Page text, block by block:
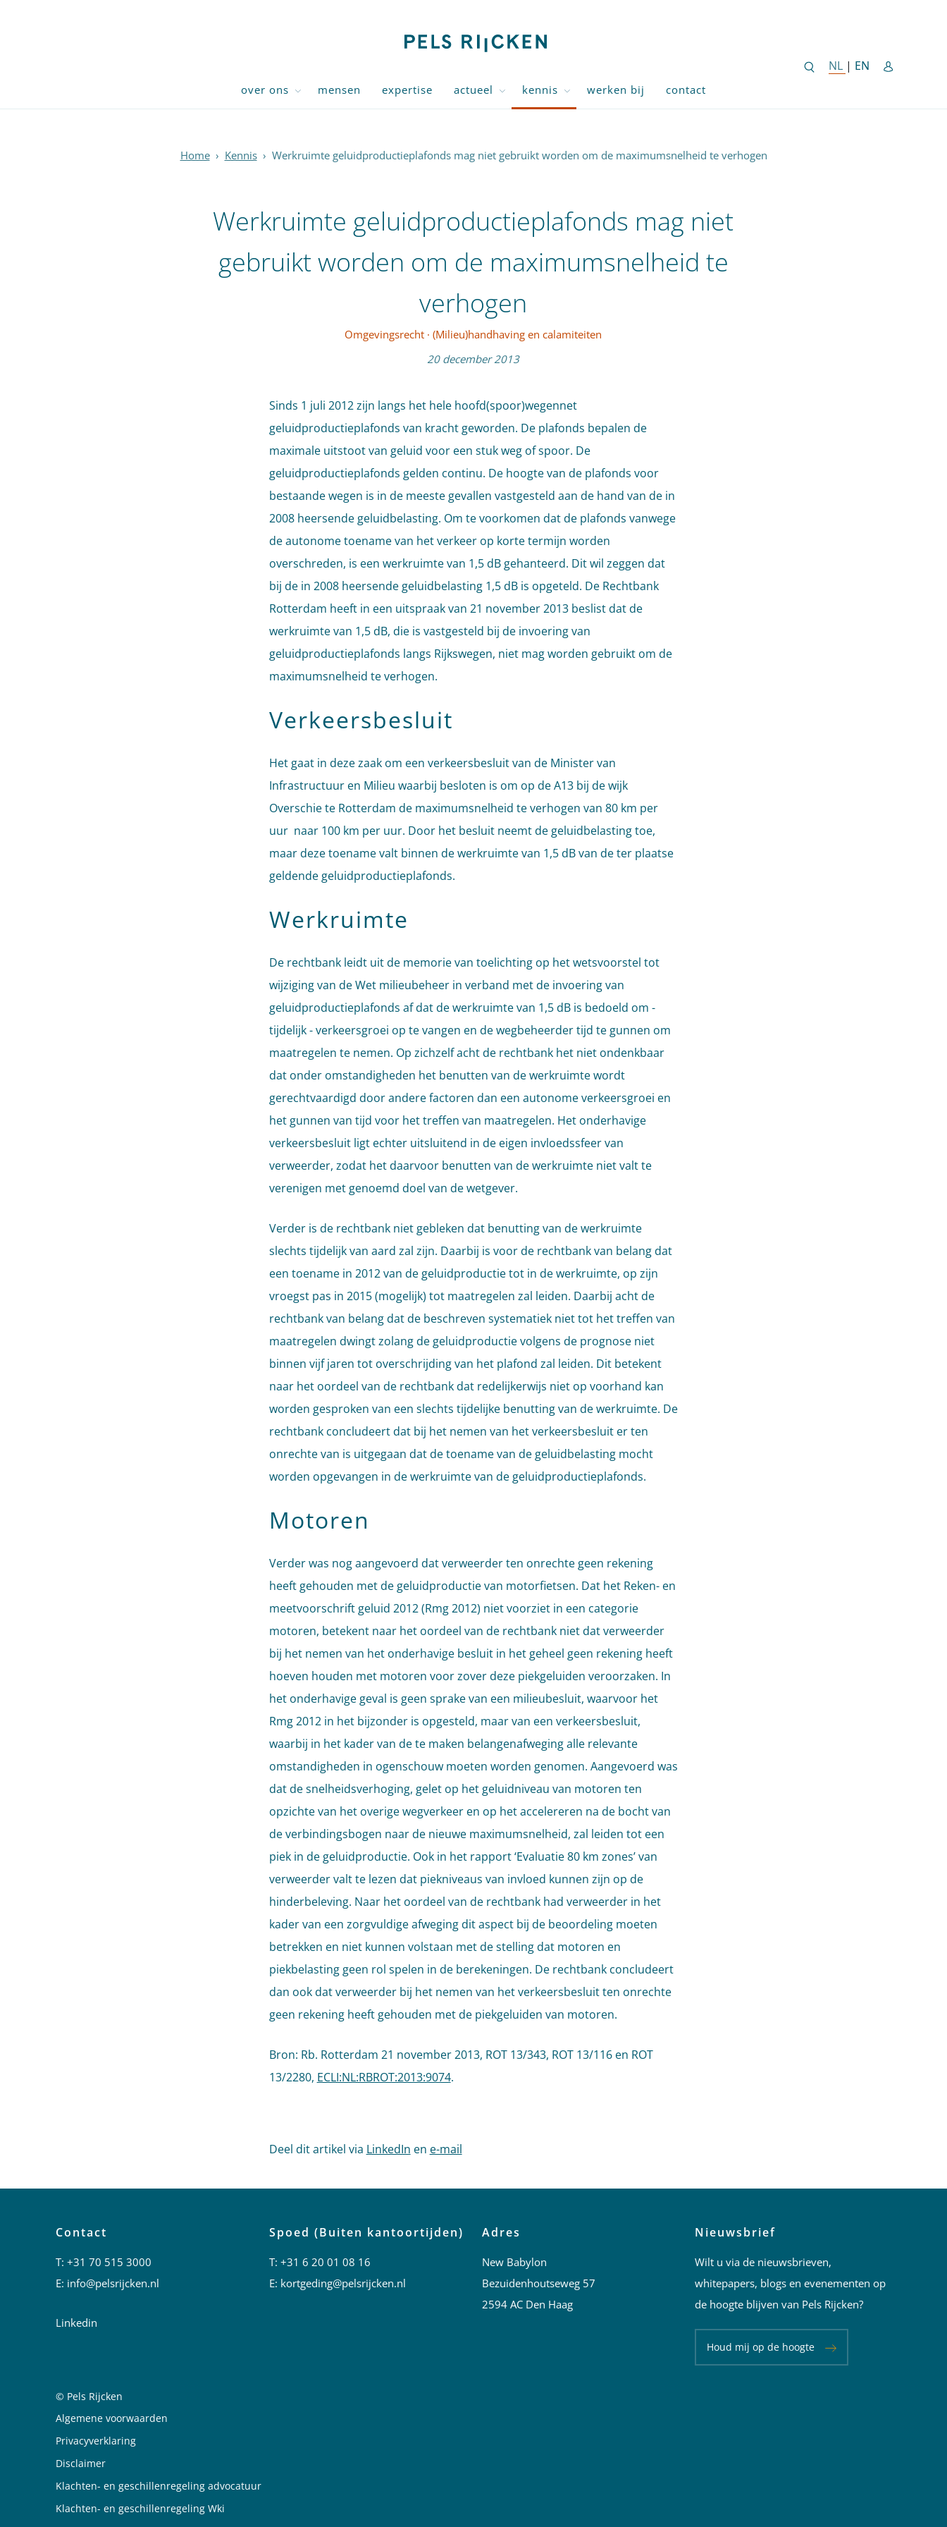
NL NEDERLANDSE
| EN ENGLISH
over ons mensen expertise actueel kennis werken bij contact
Home › Kennis › Werkruimte geluidproductieplafonds mag niet gebruikt worden om de maximumsnelheid te verhogen
Werkruimte geluidproductieplafonds mag niet
gebruikt worden om de maximumsnelheid te
verhogen
Omgevingsrecht · (Milieu)handhaving en calamiteiten
20 december 2013
Sinds 1 juli 2012 zijn langs het hele hoofd(spoor)wegennet
geluidproductieplafonds van kracht geworden. De plafonds bepalen de
maximale uitstoot van geluid voor een stuk weg of spoor. De
geluidproductieplafonds gelden continu. De hoogte van de plafonds voor
bestaande wegen is in de meeste gevallen vastgesteld aan de hand van de in
2008 heersende geluidbelasting. Om te voorkomen dat de plafonds vanwege
de autonome toename van het verkeer op korte termijn worden
overschreden, is een werkruimte van 1,5 dB gehanteerd. Dit wil zeggen dat
bij de in 2008 heersende geluidbelasting 1,5 dB is opgeteld. De Rechtbank
Rotterdam heeft in een uitspraak van 21 november 2013 beslist dat de
werkruimte van 1,5 dB, die is vastgesteld bij de invoering van
geluidproductieplafonds langs Rijkswegen, niet mag worden gebruikt om de
maximumsnelheid te verhogen.
Verkeersbesluit
Het gaat in deze zaak om een verkeersbesluit van de Minister van
Infrastructuur en Milieu waarbij besloten is om op de A13 bij de wijk
Overschie te Rotterdam de maximumsnelheid te verhogen van 80 km per
uur naar 100 km per uur. Door het besluit neemt de geluidbelasting toe,
maar deze toename valt binnen de werkruimte van 1,5 dB van de ter plaatse
geldende geluidproductieplafonds.
Werkruimte
De rechtbank leidt uit de memorie van toelichting op het wetsvoorstel tot
wijziging van de Wet milieubeheer in verband met de invoering van
geluidproductieplafonds af dat de werkruimte van 1,5 dB is bedoeld om -
tijdelijk - verkeersgroei op te vangen en de wegbeheerder tijd te gunnen om
maatregelen te nemen. Op zichzelf acht de rechtbank het niet ondenkbaar
dat onder omstandigheden het benutten van de werkruimte wordt
gerechtvaardigd door andere factoren dan een autonome verkeersgroei en
het gunnen van tijd voor het treffen van maatregelen. Het onderhavige
verkeersbesluit ligt echter uitsluitend in de eigen invloedssfeer van
verweerder, zodat het daarvoor benutten van de werkruimte niet valt te
verenigen met genoemd doel van de wetgever.
Verder is de rechtbank niet gebleken dat benutting van de werkruimte
slechts tijdelijk van aard zal zijn. Daarbij is voor de rechtbank van belang dat
een toename in 2012 van de geluidproductie tot in de werkruimte, op zijn
vroegst pas in 2015 (mogelijk) tot maatregelen zal leiden. Daarbij acht de
rechtbank van belang dat de beschreven systematiek niet tot het treffen van
maatregelen dwingt zolang de geluidproductie volgens de prognose niet
binnen vijf jaren tot overschrijding van het plafond zal leiden. Dit betekent
naar het oordeel van de rechtbank dat redelijkerwijs niet op voorhand kan
worden gesproken van een slechts tijdelijke benutting van de werkruimte. De
rechtbank concludeert dat bij het nemen van het verkeersbesluit er ten
onrechte van is uitgegaan dat de toename van de geluidbelasting mocht
worden opgevangen in de werkruimte van de geluidproductieplafonds.
Motoren
Verder was nog aangevoerd dat verweerder ten onrechte geen rekening
heeft gehouden met de geluidproductie van motorfietsen. Dat het Reken- en
meetvoorschrift geluid 2012 (Rmg 2012) niet voorziet in een categorie
motoren, betekent naar het oordeel van de rechtbank niet dat verweerder
bij het nemen van het onderhavige besluit in het geheel geen rekening heeft
hoeven houden met motoren voor zover deze piekgeluiden veroorzaken. In
het onderhavige geval is geen sprake van een milieubesluit, waarvoor het
Rmg 2012 in het bijzonder is opgesteld, maar van een verkeersbesluit,
waarbij in het kader van de te maken belangenafweging alle relevante
omstandigheden in ogenschouw moeten worden genomen. Aangevoerd was
dat de snelheidsverhoging, gelet op het geluidniveau van motoren ten
opzichte van het overige wegverkeer en op het accelereren na de bocht van
de verbindingsbogen naar de nieuwe maximumsnelheid, zal leiden tot een
piek in de geluidproductie. Ook in het rapport ‘Evaluatie 80 km zones’ van
verweerder valt te lezen dat piekniveaus van invloed kunnen zijn op de
hinderbeleving. Naar het oordeel van de rechtbank had verweerder in het
kader van een zorgvuldige afweging dit aspect bij de beoordeling moeten
betrekken en niet kunnen volstaan met de stelling dat motoren en
piekbelasting geen rol spelen in de berekeningen. De rechtbank concludeert
dan ook dat verweerder bij het nemen van het verkeersbesluit ten onrechte
geen rekening heeft gehouden met de piekgeluiden van motoren.
Bron: Rb. Rotterdam 21 november 2013, ROT 13/343, ROT 13/116 en ROT
13/2280, ECLI:NL:RBROT:2013:9074.
Deel dit artikel via LinkedIn en e-mail
Contact
T:+31 70 515 3000
E: info@pelsrijcken.nl
Linkedin
Spoed (Buiten kantoortijden)
T: +31 6 20 01 08 16
E: kortgeding@pelsrijcken.nl
Adres
New Babylon
Bezuidenhoutseweg 57
2594 AC Den Haag
Nieuwsbrief
Wilt u via de nieuwsbrieven,
whitepapers, blogs en evenementen op
de hoogte blijven van Pels Rijcken?
Houd mij op de hoogte
Juridische informatie
© Pels Rijcken
Algemene voorwaarden
Privacyverklaring
Disclaimer
Klachten- en geschillenregeling advocatuur
Klachten- en geschillenregeling Wki